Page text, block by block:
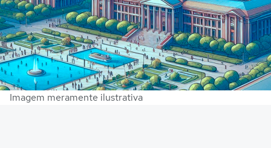
Imagem meramente ilustrativa